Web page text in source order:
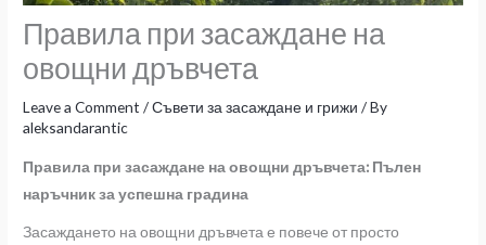
Правила при засаждане на
овощни дръвчета
Leave a Comment /Съвети за засаждане и грижи / By
aleksandarantic
Правила при засаждане на овощни дръвчета: Пълен
наръчник за успешна градина
Засаждането на овощни дръвчета е повече от просто